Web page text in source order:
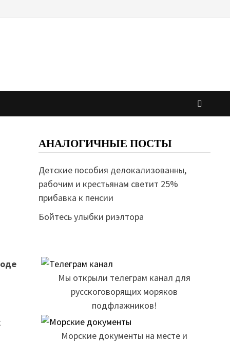
АНАЛОГИЧНЫЕ ПОСТЫ
Детские пособия делокализованны,
рабочим и крестьянам светит 25%
прибавка к пенсии
Бойтесь улыбки риэлтора
Мы открыли телеграм канал для
русскоговорящих моряков
подфлажников!
Морские документы на месте и